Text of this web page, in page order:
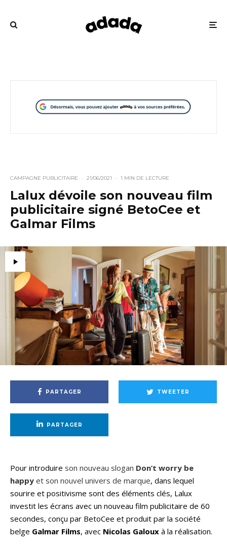
CAMPAGNE PUBLICITAIRE · 21/06/2021 · 1 MIN DE LECTURE
Lalux dévoile son nouveau film
publicitaire signé BetoCee et
Galmar Films
PARTAGER TWEETER
PARTAGER
Pour introduire son nouveau slogan Don’t worry be
happy et son nouvel univers de marque, dans lequel
sourire et positivisme sont des éléments clés, Lalux
investit les écrans avec un nouveau film publicitaire de 60
secondes, conçu par BetoCee et produit par la société
belge Galmar Films, avec Nicolas Galoux à la réalisation.